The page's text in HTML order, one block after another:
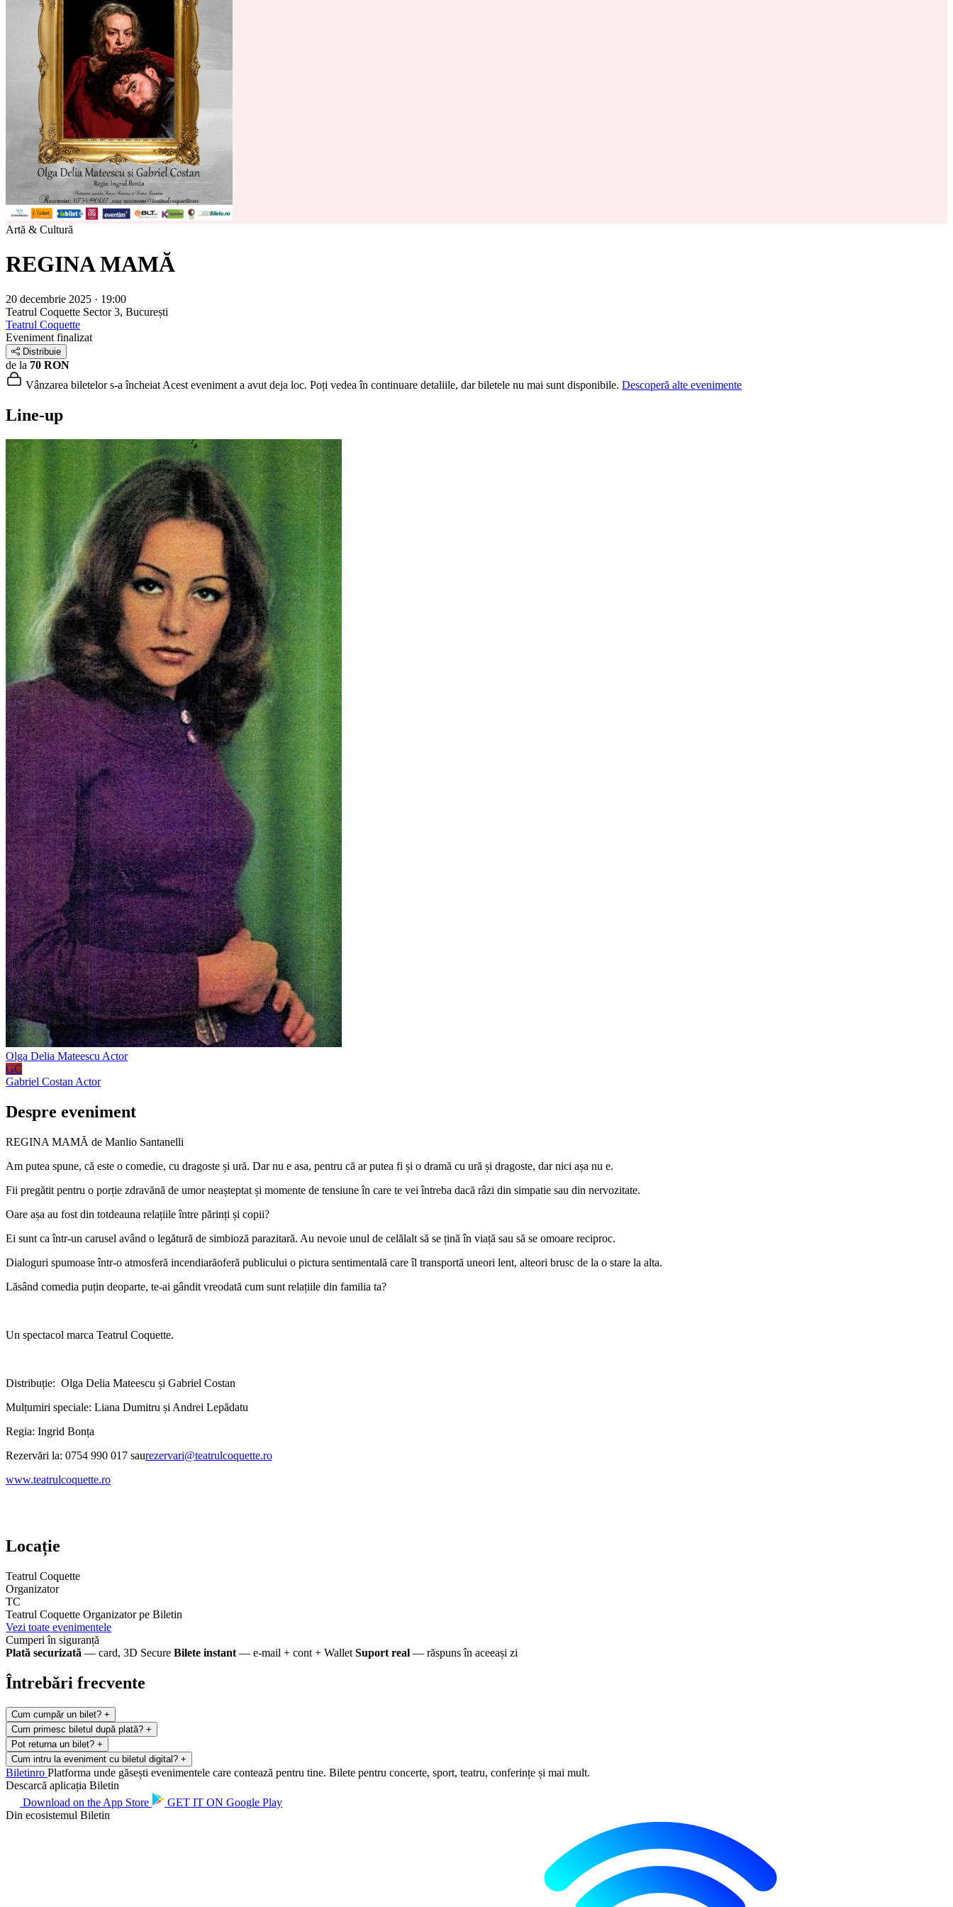
Artă & Cultură
REGINA MAMĂ
20 decembrie 2025 · 19:00
Teatrul Coquette Sector 3, București
Teatrul Coquette
Eveniment finalizat
Distribuie
de la 70 RON
Vânzarea biletelor s-a încheiat Acest eveniment a avut deja loc. Poți vedea în continuare detaliile, dar biletele nu mai sunt disponibile. Descoperă alte evenimente
Line-up
Olga Delia Mateescu Actor
GC
Gabriel Costan Actor
Despre eveniment
REGINA MAMĂ de Manlio Santanelli
Am putea spune, că este o comedie, cu dragoste și ură. Dar nu e asa, pentru că ar putea fi și o dramă cu ură și dragoste, dar nici așa nu e.
Fii pregătit pentru o porție zdravănă de umor neașteptat și momente de tensiune în care te vei întreba dacă râzi din simpatie sau din nervozitate.
Oare așa au fost din totdeauna relațiile între părinți și copii?
Ei sunt ca într-un carusel având o legătură de simbioză parazitară. Au nevoie unul de celălalt să se țină în viață sau să se omoare reciproc.
Dialoguri spumoase într-o atmosferă incendiarăoferă publicului o pictura sentimentală care îl transportă uneori lent, alteori brusc de la o stare la alta.
Lăsând comedia puțin deoparte, te-ai gândit vreodată cum sunt relațiile din familia ta?
Un spectacol marca Teatrul Coquette.
Distribuție: Olga Delia Mateescu și Gabriel Costan
Mulțumiri speciale: Liana Dumitru și Andrei Lepădatu
Regia: Ingrid Bonța
Rezervări la: 0754 990 017 saurezervari@teatrulcoquette.ro
www.teatrulcoquette.ro
Locație
Teatrul Coquette
Organizator
TC
Teatrul Coquette Organizator pe Biletin
Vezi toate evenimentele
Cumperi în siguranță
Plată securizată — card, 3D Secure Bilete instant — e-mail + cont + Wallet Suport real — răspuns în aceeași zi
Întrebări frecvente
Cum cumpăr un bilet? +
Cum primesc biletul după plată? +
Pot returna un bilet? +
Cum intru la eveniment cu biletul digital? +
Biletinro Platforma unde găsești evenimentele care contează pentru tine. Bilete pentru concerte, sport, teatru, conferințe și mai mult.
Descarcă aplicația Biletin
Download on the App Store GET IT ON Google Play
Din ecosistemul Biletin